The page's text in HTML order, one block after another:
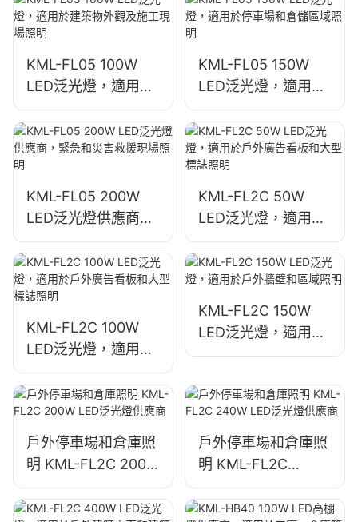
KML-FL05 100W
LED泛光燈，適用於
建築物外觀及施工現
場照明
KML-FL05 150W
LED泛光燈，適用於
停車場和倉儲區域照
明
KML-FL05 200W
LED泛光燈供應商，
緊急和災害救援現場
照明
KML-FL2C 50W
LED泛光燈，適用於
戶外廣告看板和大型
標誌照明
KML-FL2C 100W
LED泛光燈，適用於
戶外廣告看板和大型
標誌照明
KML-FL2C 150W
LED泛光燈，適用於
戶外牆壁和區域照明
戶外停車場和倉庫照
明 KML-FL2C 200W
LED泛光燈供應商
戶外停車場和倉庫照
明 KML-FL2C
240W LED泛光燈供
應商